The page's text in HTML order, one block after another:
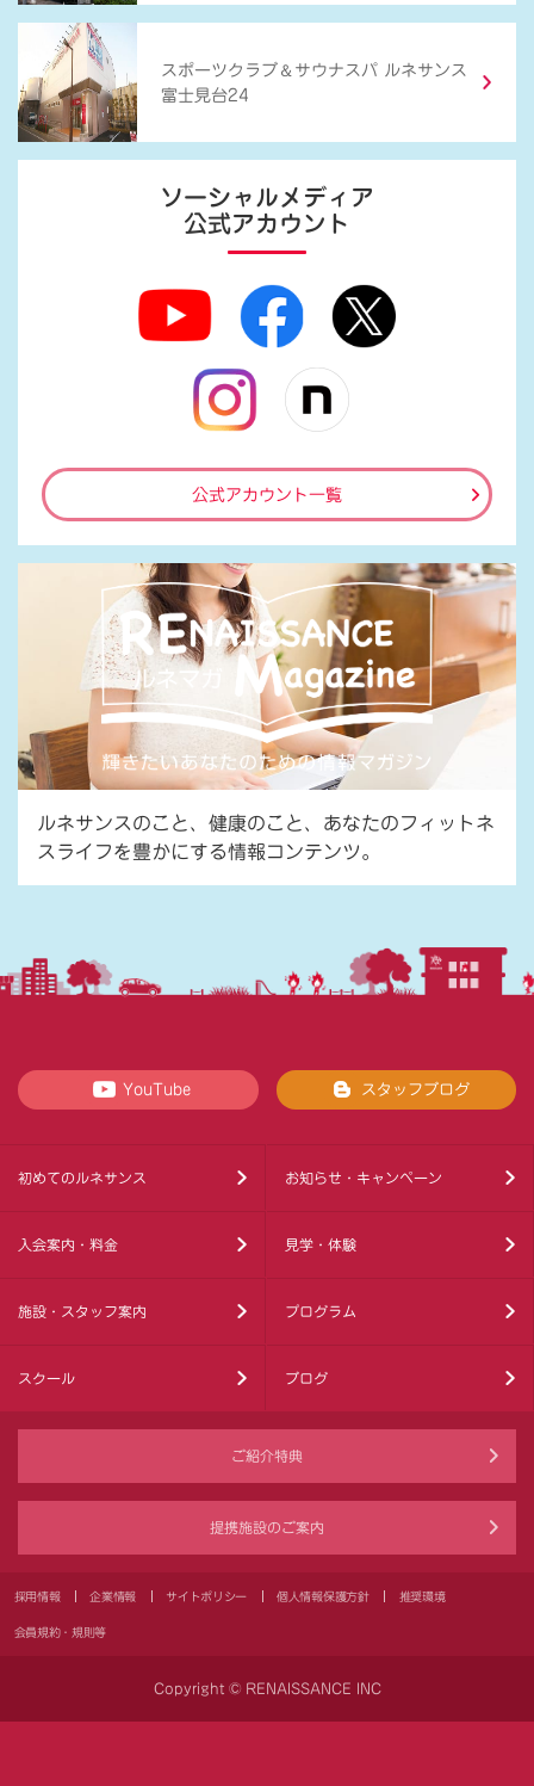
スポーツクラブ ＆ サウナスパ ルネサンス
富士見台24
ソーシャルメディア
公式アカウント
公式アカウント一覧
ルネサンスのこと、健康のこと、あなたのフィットネ
スライフを豊かにする情報コンテンツ。
YouTube スタッフブログ
初めてのルネサンス お知らせ・キャンペーン
入会案内・料金 見学・体験
施設・スタッフ案内 プログラム
スクール ブログ
ご紹介特典
提携施設のご案内
採用情報 企業情報 サイトポリシー 個人情報保護方針 推奨環境
会員規約・規則等
Copyright © RENAISSANCE INC